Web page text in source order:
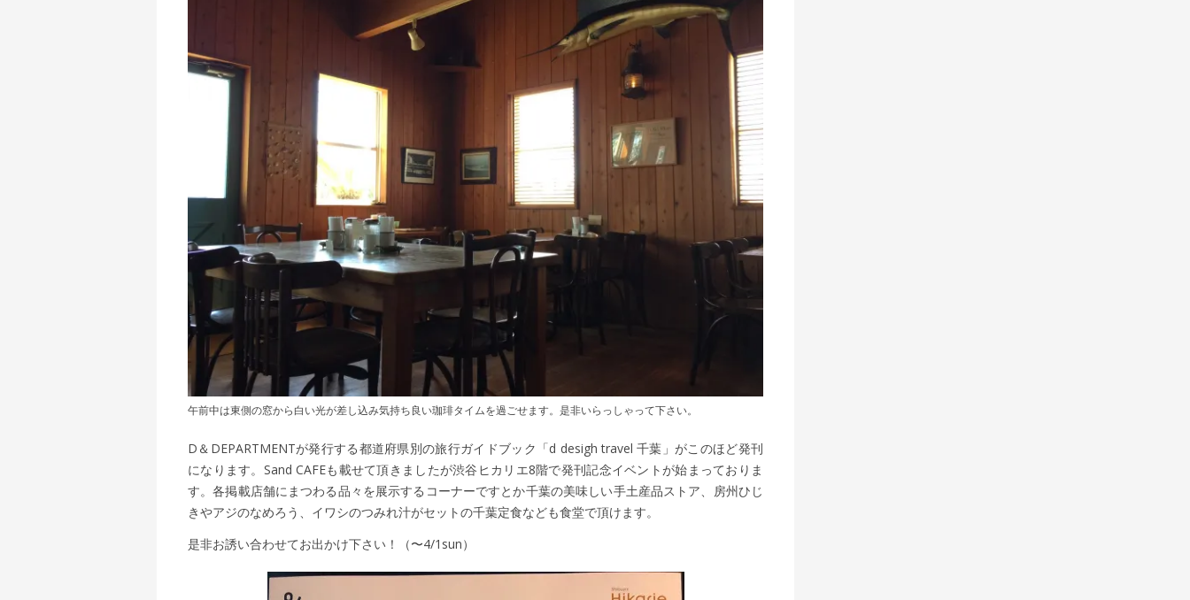
午前中は東側の窓から白い光が差し込み気持ち良い珈琲タイムを過ごせます。是非いらっしゃって下さい。
D＆DEPARTMENTが発行する都道府県別の旅行ガイドブック「d desigh travel 千葉」がこのほど発刊
になります。Sand CAFEも載せて頂きましたが渋谷ヒカリエ8階で発刊記念イベントが始まっておりま
す。各掲載店舗にまつわる品々を展示するコーナーですとか千葉の美味しい手土産品ストア、房州ひじ
きやアジのなめろう、イワシのつみれ汁がセットの千葉定食なども食堂で頂けます。
是非お誘い合わせてお出かけ下さい！（〜4/1sun）